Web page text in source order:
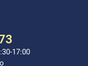
17:00